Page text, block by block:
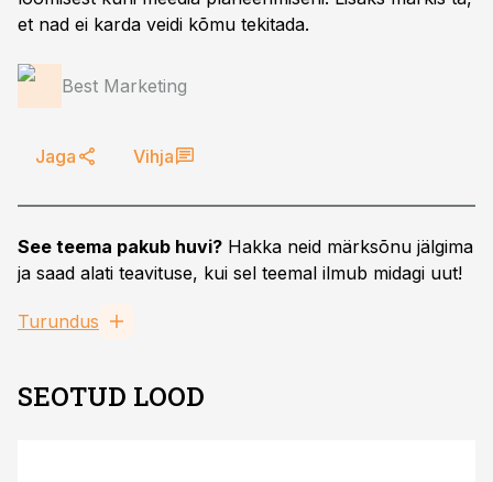
et nad ei karda veidi kõmu tekitada.
Best Marketing
Jaga Vihja
See teema pakub huvi? Hakka neid märksõnu jälgima
ja saad alati teavituse, kui sel teemal ilmub midagi uut!
Turundus
SEOTUD LOOD